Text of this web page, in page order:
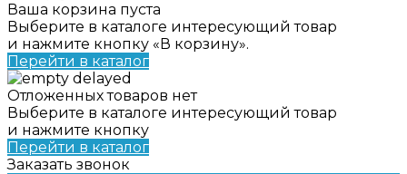
Ваша корзина пуста
Выберите в каталоге интересующий товар
и нажмите кнопку «В корзину».
Перейти в каталог
Отложенных товаров нет
Выберите в каталоге интересующий товар
и нажмите кнопку
Перейти в каталог
Заказать звонок